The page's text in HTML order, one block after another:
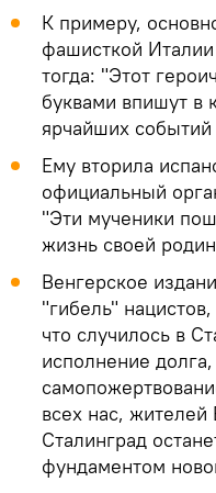
К примеру,
фашисткой
тогда: "Этот
буквами впишут в
ярчайших событий
Ему вторила
официальный
"Эти мученики
жизнь своей
Венгерское
"гибель"
что случилось в
исполнение
всех нас, жителей
Сталинград
фундаментом